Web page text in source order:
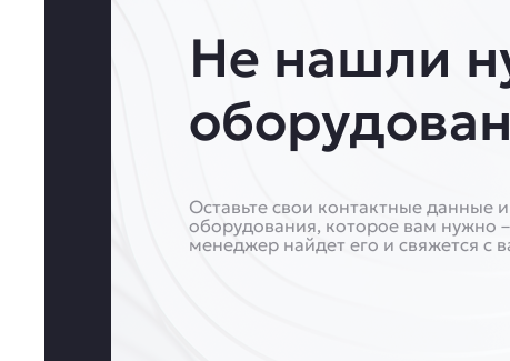
Не нашли
Оставьте свои контактные данные
оборудования, которое вам нужно
менеджер найдет его и свяжется с